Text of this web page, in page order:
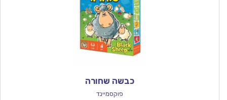
כבשה שחורה
פוקסמיינד